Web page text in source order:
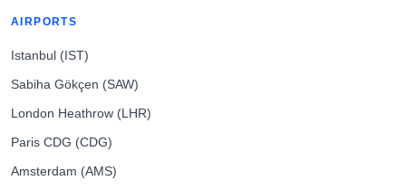
AIRPORTS
Istanbul (IST)
Sabiha Gökçen (SAW)
London Heathrow (LHR)
Paris CDG (CDG)
Amsterdam (AMS)